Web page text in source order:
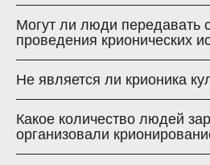
Могут ли люди передавать
проведения крионических
Не является ли крионика
Какое количество людей
организовали